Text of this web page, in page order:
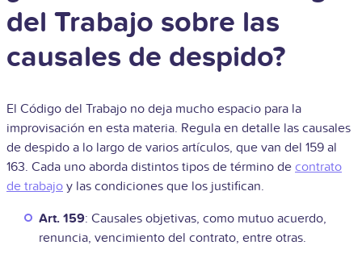
del Trabajo sobre las
causales de despido?
El Código del Trabajo no deja mucho espacio para la
improvisación en esta materia. Regula en detalle las causales
de despido a lo largo de varios artículos, que van del 159 al
163. Cada uno aborda distintos tipos de término de contrato
de trabajo y las condiciones que los justifican.
Art. 159: Causales objetivas, como mutuo acuerdo,
renuncia, vencimiento del contrato, entre otras.